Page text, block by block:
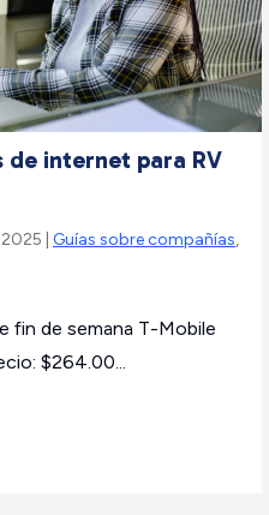
de internet para RV
| Guías sobre compañías,
fin de semana T-Mobile
$264.00...